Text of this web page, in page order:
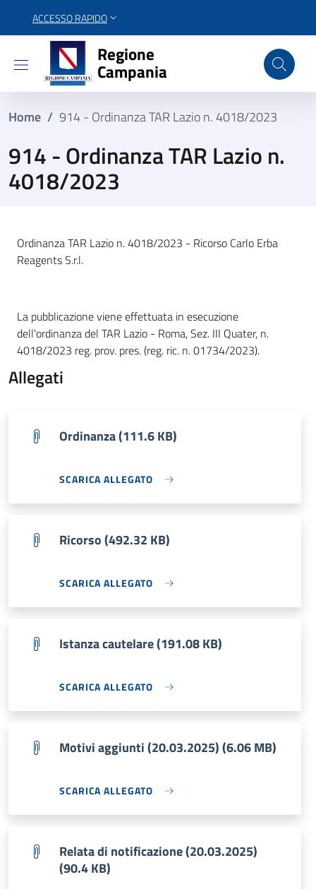
ACCESSO RAPIDO
Regione Campania
Regione
Campania
Home / 914 - Ordinanza TAR Lazio n. 4018/2023
914 - Ordinanza TAR Lazio n.
4018/2023
Ordinanza TAR Lazio n. 4018/2023 - Ricorso Carlo Erba
Reagents S.r.l.
La pubblicazione viene effettuata in esecuzione
dell'ordinanza del TAR Lazio - Roma, Sez. III Quater, n.
4018/2023 reg. prov. pres. (reg. ric. n. 01734/2023).
Allegati
Ordinanza (111.6 KB)
SCARICA ALLEGATO
Ricorso (492.32 KB)
SCARICA ALLEGATO
Istanza cautelare (191.08 KB)
SCARICA ALLEGATO
Motivi aggiunti (20.03.2025) (6.06 MB)
SCARICA ALLEGATO
Relata di notificazione (20.03.2025)
(90.4 KB)